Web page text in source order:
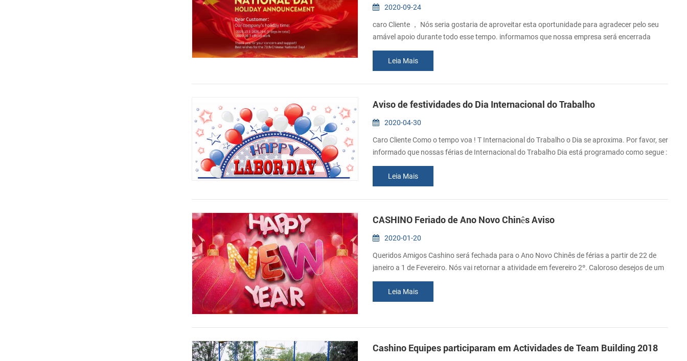
2020-09-24
caro Cliente ， Nós seria gostaria de aproveitar esta oportunidade para agradecer pelo seu
amável apoio durante todo esse tempo. informamos que nossa empresa será encerrada
desde o primeiro out a 6 out, em observância do dia nacional e Meados do outono Festival.
qualquer pedido será aceito, mas não será processado até 7 de outubro desculpe por
qualquer inconveniência causada. Se há qualquer coisa u...
Leia Mais
Aviso de festividades do Dia Internacional do Trabalho
2020-04-30
Caro Cliente Como o tempo voa ! T Internacional do Trabalho o Dia se aproxima. Por favor, ser
informado que nossas férias de Internacional do Trabalho Dia está programado como segue :
1º de Maio a 5 de Maio no e vai de volta para a atividade no dia 6 de Maio Durante o feriado,
se você precisa comprar impressora térmica ou ter alguma coisa urgente obter resposta, por
favor, contacte-nos através do ...
Leia Mais
CASHINO Feriado de Ano Novo Chinês Aviso
2020-01-20
Queridos Amigos Cashino será fechada para o Ano Novo Chinês de férias a partir de 22 de
janeiro a 1 de Fevereiro. Nós vai retornar a atividade em fevereiro 2º. Caloroso desejos de um
feliz ano novo cheio de todas as suas coisas favoritas !
Leia Mais
Cashino Equipes participaram em Actividades de Team Building 2018